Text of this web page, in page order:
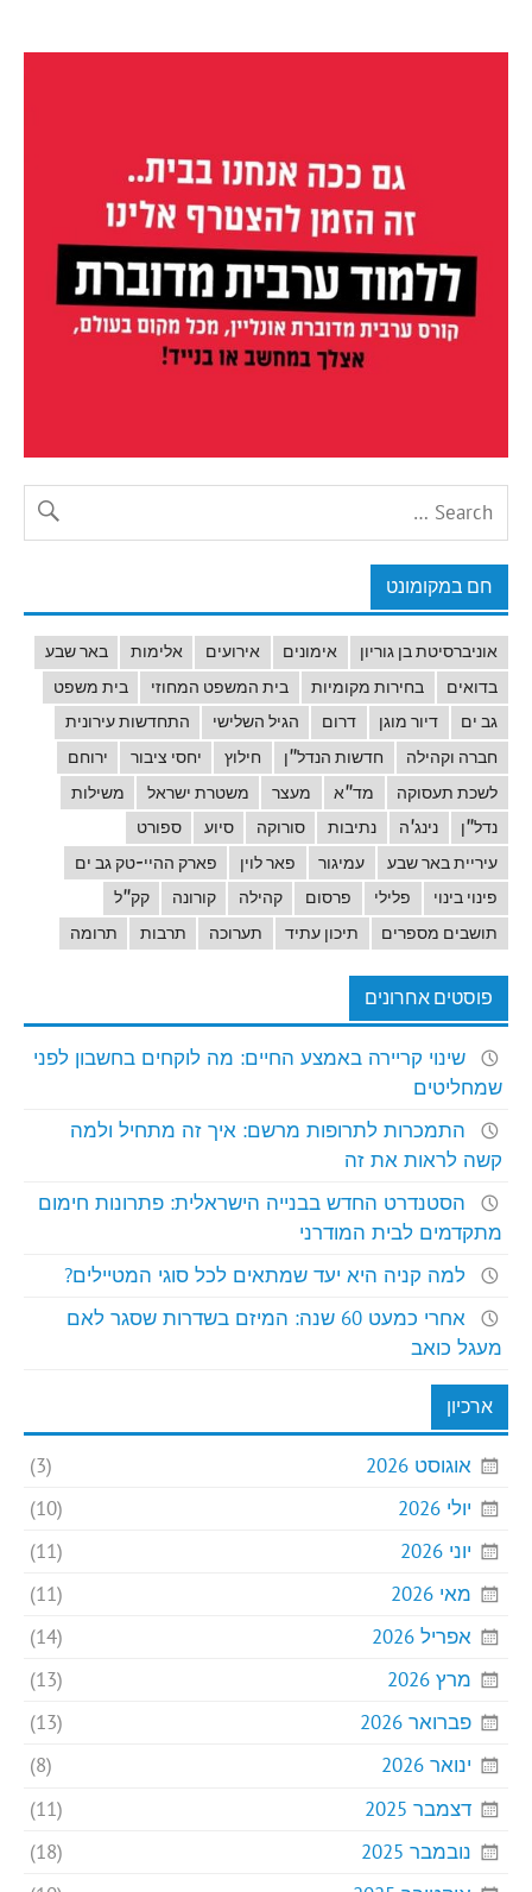
חם במקומונט
אוניברסיטת בן גוריון אימונים אירועים אלימות
באר שבע
בדואים
בחירות מקומיות בית המשפט המחוזי
בית משפט
גב ים
דיור מוגן דרום הגיל השלישי
התחדשות עירונית
חברה וקהילה
חדשות הנדל"ן חילוץ יחסי ציבור
ירוחם
לשכת תעסוקה
מד"א מעצר משטרת ישראל
משילות
נדל"ן
נינג'ה נתיבות סורוקה סיוע
ספורט
עיריית באר שבע
עמיגור פאר לוין
פארק ההיי-טק גב ים
פינוי בינוי
פלילי פרסום קהילה קורונה
קק"ל
תושבים מספרים
תיכון עתיד תערוכה תרבות תרומה
פוסטים אחרונים
שינוי קריירה באמצע החיים: מה לוקחים בחשבון לפני
שמחליטים
התמכרות לתרופות מרשם: איך זה מתחיל ולמה
קשה לראות את זה
הסטנדרט החדש בבנייה הישראלית: פתרונות חימום
מתקדמים לבית המודרני
למה קניה היא יעד שמתאים לכל סוגי המטיילים?
אחרי כמעט 60 שנה: המיזם בשדרות שסגר לאם
מעגל כואב
ארכיון
אוגוסט 2026
יולי 2026
יוני 2026
מאי 2026
אפריל 2026
מרץ 2026
פברואר 2026
ינואר 2026
דצמבר 2025
נובמבר 2025